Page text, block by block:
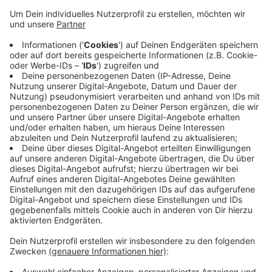
Der Indiaca-Sport hat das Dorf bekannt gemacht.
Heute, beim Jubiläum schaut der Verein zurück – und
nach vorne. Die Indiaca-Teams haben vielfach an
Weltmeisterschaften teilgenommen. Hausdülmener
und der ganze Kreis Coesfeld haben ihnen dabei die
Daumen gedrückt. Äußerst erfolgreich hat sich auch
der Frauenfußball in den vergangenen 50 Jahren
entwickelt. Aktuell haben die Frauenfußballerinnen den
Aufstieg in die Bezirksliga geschafft. Die Jubiläums-
Party 50 Jahre Frauenfußball und Indiaca startet
heute Mittag um 12 Uhr am Sportplatz.
Anzeige